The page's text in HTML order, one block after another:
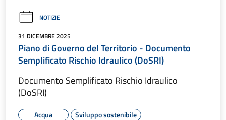
NOTIZIE
31 DICEMBRE 2025
Piano di Governo del Territorio - Documento
Semplificato Rischio Idraulico (DoSRI)
Documento Semplificato Rischio Idraulico
(DoSRI)
Acqua Sviluppo sostenibile